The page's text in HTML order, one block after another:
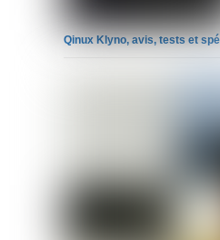
Qinux Klyno, avis, tests et